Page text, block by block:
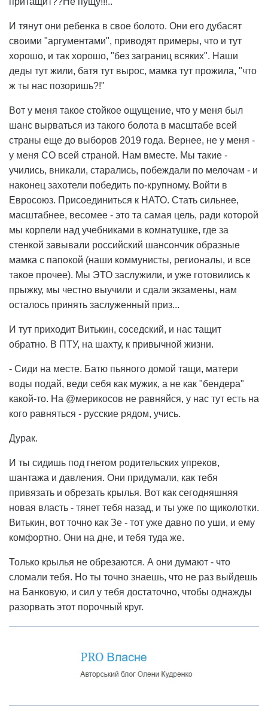
И тянут они ребенка в свое болото. Они его дубасят
своими "аргументами", приводят примеры, что и тут
хорошо, и так хорошо, "без заграниц всяких". Наши
деды тут жили, батя тут вырос, мамка тут прожила, "что
ж ты нас позоришь?!"
Вот у меня такое стойкое ощущение, что у меня был
шанс вырваться из такого болота в масштабе всей
страны еще до выборов 2019 года. Вернее, не у меня -
у меня СО всей страной. Нам вместе. Мы такие -
учились, вникали, старались, побеждали по мелочам - и
наконец захотели победить по-крупному. Войти в
Евросоюз. Присоединиться к НАТО. Стать сильнее,
масштабнее, весомее - это та самая цель, ради которой
мы корпели над учебниками в комнатушке, где за
стенкой завывали российский шансончик образные
мамка с папокой (наши коммунисты, регионалы, и все
такое прочее). Мы ЭТО заслужили, и уже готовились к
прыжку, мы честно выучили и сдали экзамены, нам
осталось принять заслуженный приз...
И тут приходит Витькин, соседский, и нас тащит
обратно. В ПТУ, на шахту, к привычной жизни.
- Сиди на месте. Батю пьяного домой тащи, матери
воды подай, веди себя как мужик, а не как "бендера"
какой-то. На @мерикосов не равняйся, у нас тут есть на
кого равняться - русские рядом, учись.
Дурак.
И ты сидишь под гнетом родительских упреков,
шантажа и давления. Они придумали, как тебя
привязать и обрезать крылья. Вот как сегодняшняя
новая власть - тянет тебя назад, и ты уже по щиколотки.
Витькин, вот точно как Зе - тот уже давно по уши, и ему
комфортно. Они на дне, и тебя туда же.
Только крылья не обрезаются. А они думают - что
сломали тебя. Но ты точно знаешь, что не раз выйдешь
на Банковую, и сил у тебя достаточно, чтобы однажды
разорвать этот порочный круг.